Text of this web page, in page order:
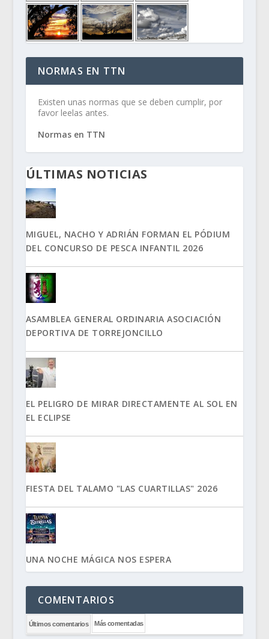
NORMAS EN TTN
Existen unas normas que se deben cumplir, por
favor leelas antes.
Normas en TTN
ÚLTIMAS NOTICIAS
MIGUEL, NACHO Y ADRIÁN FORMAN EL PÓDIUM
DEL CONCURSO DE PESCA INFANTIL 2026
ASAMBLEA GENERAL ORDINARIA ASOCIACIÓN
DEPORTIVA DE TORREJONCILLO
EL PELIGRO DE MIRAR DIRECTAMENTE AL SOL EN
EL ECLIPSE
FIESTA DEL TALAMO "LAS CUARTILLAS" 2026
UNA NOCHE MÁGICA NOS ESPERA
COMENTARIOS
Últimos comentarios Más comentadas